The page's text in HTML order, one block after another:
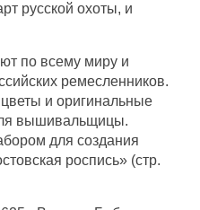
русской охоты, и
по всему миру и
ремесленников.
и оригинальные
вышивальщицы.
для создания
роспись» (стр.